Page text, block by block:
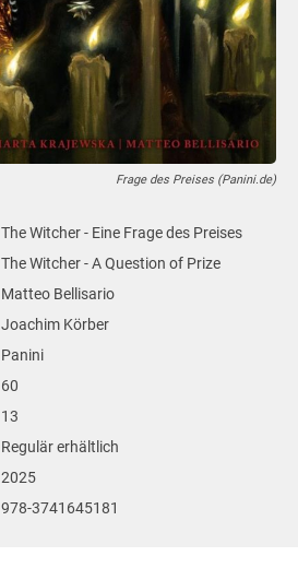
Frage des Preises (Panini.de)
The Witcher - Eine Frage des Preises
The Witcher - A Question of Prize
Matteo Bellisario
Joachim Körber
Panini
60
13
Regulär erhältlich
2025
978-3741645181